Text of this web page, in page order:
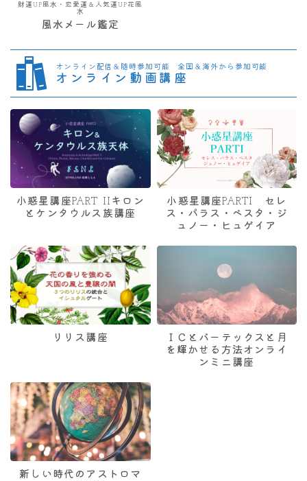
財運UP風水・恋愛運＆人気運UP花風
水
風水メール鑑定
オンライン配信＆随時参加可能 全国＆海外から参加可能
オンライン動画講座
小惑星講座PART IIキロン
とケンタウルス族講座
小惑星講座PARTI セレ
ス・パラス・ベスタ・ジ
ュノー・ヒュゲイア
リリス講座
ＩＣとバーテックスと月
を輝かせる方法オンライ
ンミニ講座
新しい時代のアストロマ